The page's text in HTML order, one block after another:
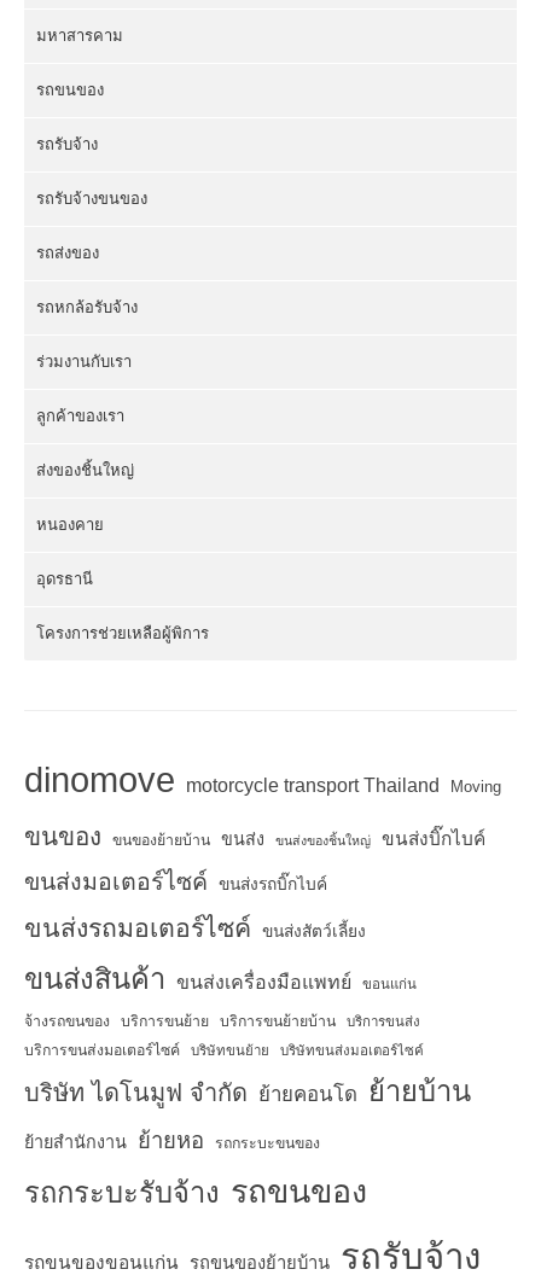
มหาสารคาม
รถขนของ
รถรับจ้าง
รถรับจ้างขนของ
รถส่งของ
รถหกล้อรับจ้าง
ร่วมงานกับเรา
ลูกค้าของเรา
ส่งของชิ้นใหญ่
หนองคาย
อุดรธานี
โครงการช่วยเหลือผู้พิการ
dinomove motorcycle transport Thailand Moving
ขนของ ขนของย้ายบ้าน ขนส่ง ขนส่งของชิ้นใหญ่ ขนส่งบิ๊กไบค์
ขนส่งมอเตอร์ไซค์ ขนส่งรถบิ๊กไบค์
ขนส่งรถมอเตอร์ไซค์ ขนส่งสัตว์เลี้ยง
ขนส่งสินค้า ขนส่งเครื่องมือแพทย์ ขอนแก่น
จ้างรถขนของ บริการขนย้าย บริการขนย้ายบ้าน บริการขนส่ง
บริการขนส่งมอเตอร์ไซค์ บริษัทขนย้าย บริษัทขนส่งมอเตอร์ไซค์
บริษัท ไดโนมูฟ จำกัด ย้ายคอนโด ย้ายบ้าน
ย้ายสำนักงาน ย้ายหอ รถกระบะขนของ
รถกระบะรับจ้าง รถขนของ
รถขนของขอนแก่น รถขนของย้ายบ้าน รถรับจ้าง